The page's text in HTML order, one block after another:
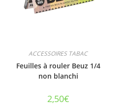
ACCESSOIRES TABAC
Feuilles à rouler Beuz 1/4
non blanchi
2,50€